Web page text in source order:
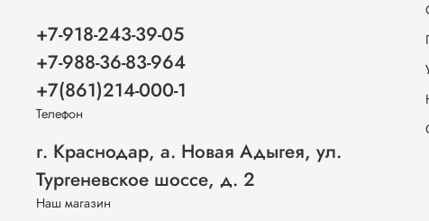
+7-918-243-39-05
+7-988-36-83-964
+7(861)214-000-1
Телефон
г. Краснодар, а. Новая Адыгея, ул.
Тургеневское шоссе, д. 2
Наш магазин